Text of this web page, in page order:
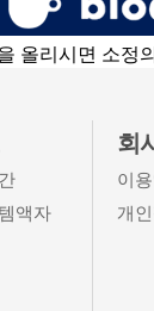
올리시면 소정
액자
회
이
개